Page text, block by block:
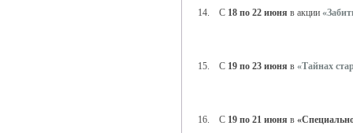
14. С 18 по 22 июня в акции
15. С 19 по 23 июня в «Тайнах
16. С 19 по 21 июня в